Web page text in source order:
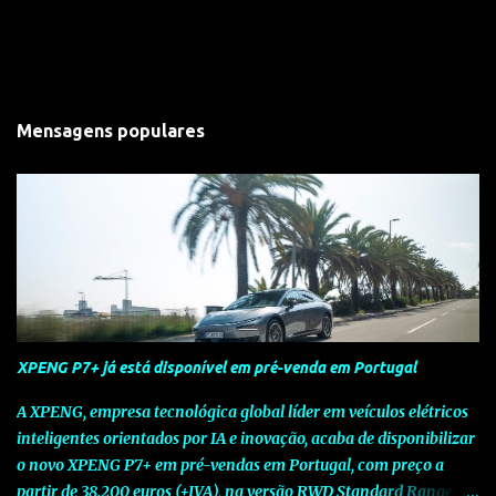
Mensagens populares
XPENG P7+ já está disponível em pré-venda em Portugal
A XPENG, empresa tecnológica global líder em veículos elétricos
inteligentes orientados por IA e inovação, acaba de disponibilizar
o novo XPENG P7+ em pré-vendas em Portugal, com preço a
partir de 38.200 euros (+IVA), na versão RWD Standard Range.